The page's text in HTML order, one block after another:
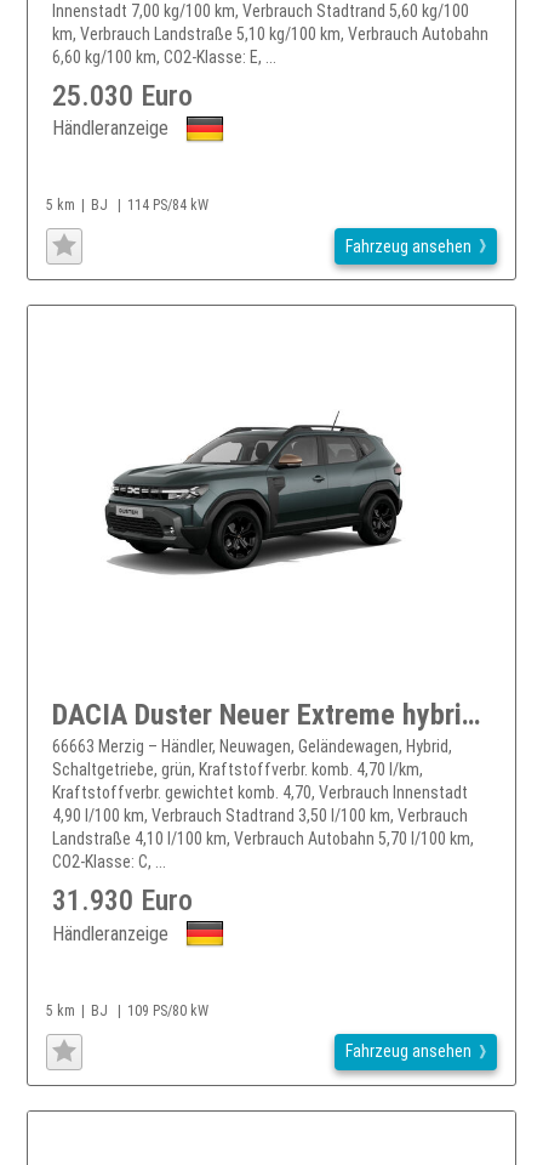
Innenstadt 7,00 kg/100 km, Verbrauch Stadtrand 5,60 kg/100
km, Verbrauch Landstraße 5,10 kg/100 km, Verbrauch Autobahn
6,60 kg/100 km, CO2-Klasse: E, ...
25.030 Euro
Händleranzeige
5 km BJ 114 PS/84 kW
Fahrzeug ansehen
DACIA Duster Neuer Extreme hybrid 155
66663 Merzig – Händler, Neuwagen, Geländewagen, Hybrid,
Schaltgetriebe, grün, Kraftstoffverbr. komb. 4,70 l/km,
Kraftstoffverbr. gewichtet komb. 4,70, Verbrauch Innenstadt
4,90 l/100 km, Verbrauch Stadtrand 3,50 l/100 km, Verbrauch
Landstraße 4,10 l/100 km, Verbrauch Autobahn 5,70 l/100 km,
CO2-Klasse: C, ...
31.930 Euro
Händleranzeige
5 km BJ 109 PS/80 kW
Fahrzeug ansehen